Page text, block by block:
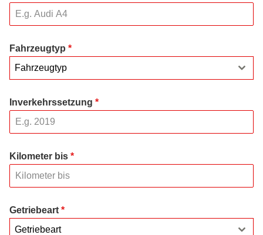
Fahrzeugtyp *
Fahrzeugtyp
Inverkehrssetzung *
Kilometer bis *
Getriebeart *
Getriebeart